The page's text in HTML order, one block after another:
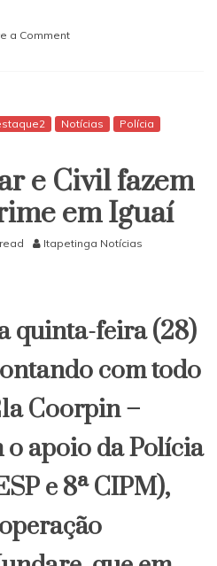
a Commenton
PM
com
prefeitos
de
e
Notícias
Polícia
e Civil fazem
em Iguaí
Itapetinga Notícias
quinta-feira (28)
com todo
Coorpin –
apoio da Polícia
e 8ª CIPM),